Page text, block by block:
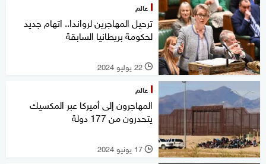
عالم
ترحيل المهاجرين لرواندا.. اتهام جديد
لحكومة بريطانيا السابقة
l 22 يوليو 2024
عالم
المهاجرون إلى أميركا عبر المكسيك
يتحدرون من 177 دولة
l 17 يونيو 2024